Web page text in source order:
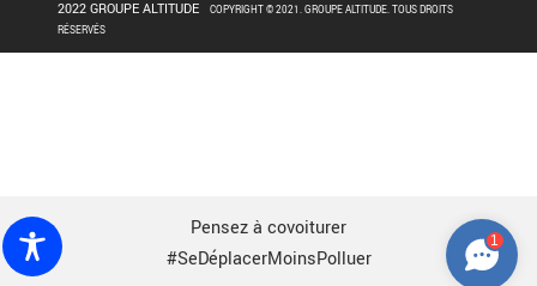
2022 GROUPE ALTITUDE
COPYRIGHT © 2021. GROUPE ALTITUDE. TOUS DROITS
RÉSERVÉS
Pensez à covoiturer
#SeDéplacerMoinsPolluer
1